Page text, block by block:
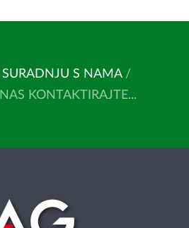
S NAMA /
KONTAKTIRAJTE...